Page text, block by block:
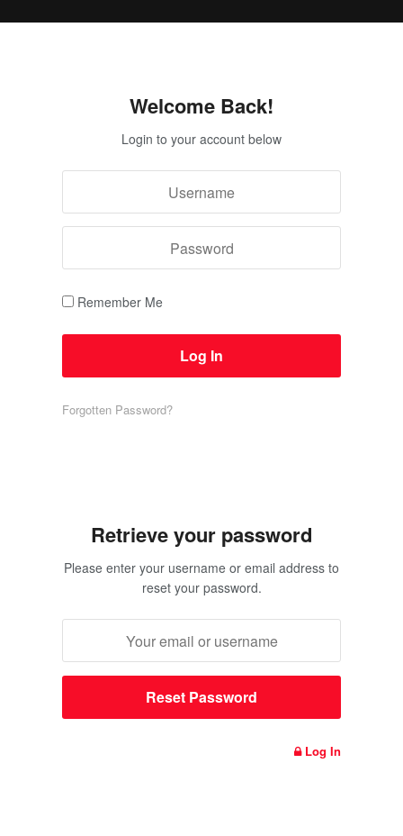
Welcome Back!
Login to your account below
Remember Me
Forgotten Password?
Retrieve your password
Please enter your username or email address to
reset your password.
Log In